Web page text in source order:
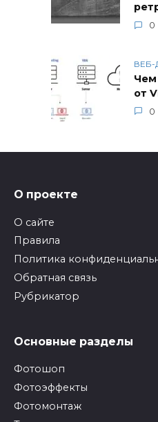
0
ВЕБ-
Чем
от
0
О проекте
О сайте
Правила
Политика
Обратная связь
Рубрикатор
Основные разделы
Фотошоп
Фотоэффекты
Фотомонтаж